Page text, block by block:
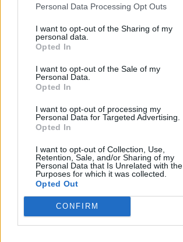
Personal Data Processing Opt Outs
I want to opt-out of the Sharing of my
personal data.
Opted In
I want to opt-out of the Sale of my
Personal Data.
Opted In
I want to opt-out of processing my
Personal Data for Targeted Advertising.
Opted In
I want to opt-out of Collection, Use,
Retention, Sale, and/or Sharing of my
Personal Data that Is Unrelated with the
Purposes for which it was collected.
Opted Out
CONFIRM
Letras Top Artistas
N O P